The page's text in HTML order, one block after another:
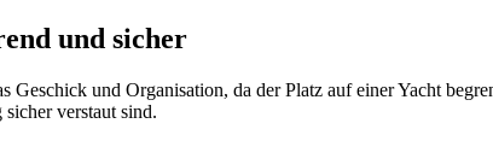
und sicher
Geschick und Organisation, da der Platz auf einer Yacht
verstaut sind.